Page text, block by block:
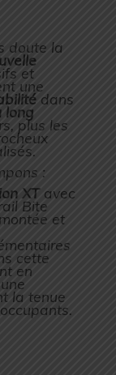
doute la
et
une
dans
long
plus les
:
XTavec
Bite
et
cette
en
la tenue